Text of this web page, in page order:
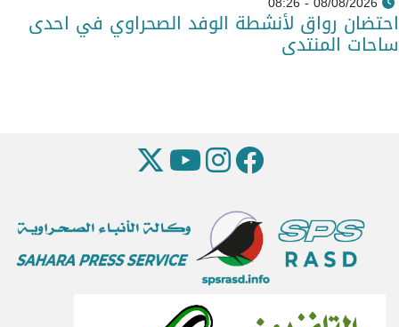
احتضان رواق لأنشطة الوفد الصحراوي في احدى
ساحات المنتدى